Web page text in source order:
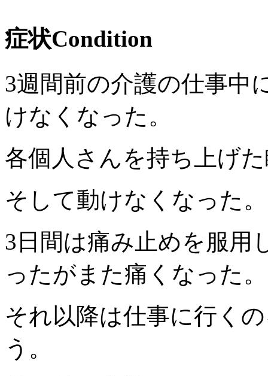
症状Condition
3週間前の介護の仕事中
けなくなった。
各個人さんを持ち上げ
そして動けなくなった。
3日間は痛み止めを服用
ったがまた痛くなった。
それ以降は仕事に行く
う。